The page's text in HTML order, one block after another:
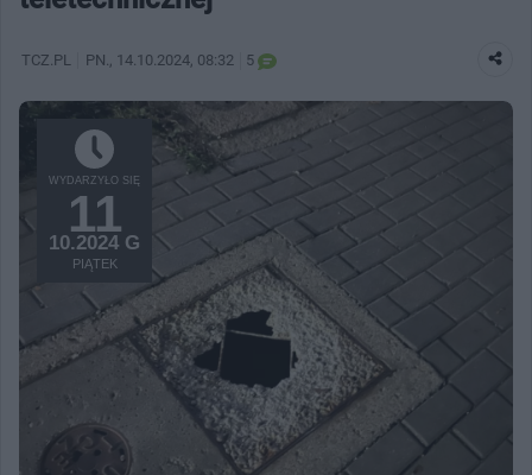
TCZ.PL PN. , 14.10.2024, 08:32 5
WYDARZYŁO SIĘ
11
10.2024 G
PIĄTEK